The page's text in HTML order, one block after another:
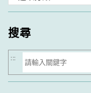
類
搜尋
搜
尋
:::